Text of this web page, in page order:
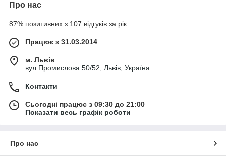
Про нас
87% позитивних з 107 відгуків за рік
Працює з 31.03.2014
м. Львів
вул.Промислова 50/52, Львів, Україна
Контакти
Сьогодні працює з 09:30 до 21:00
Показати весь графік роботи
Про нас